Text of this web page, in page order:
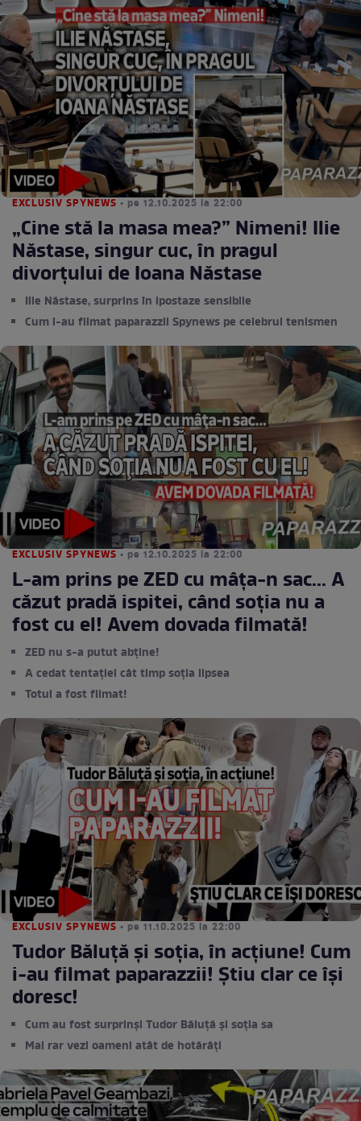
EXCLUSIV SPYNEWS • pe 12.10.2025 la 22:00
„Cine stă la masa mea?” Nimeni! Ilie
Năstase, singur cuc, în pragul
divorțului de Ioana Năstase
Ilie Năstase, surprins în ipostaze sensibile
Cum l-au filmat paparazzii Spynews pe celebrul tenismen
EXCLUSIV SPYNEWS • pe 12.10.2025 la 22:00
L-am prins pe ZED cu mâţa-n sac... A
căzut pradă ispitei, când soţia nu a
fost cu el! Avem dovada filmată!
ZED nu s-a putut abține!
A cedat tentației cât timp soția lipsea
Totul a fost filmat!
EXCLUSIV SPYNEWS • pe 11.10.2025 la 22:00
Tudor Băluţă şi soţia, în acţiune! Cum
i-au filmat paparazzii! Ştiu clar ce îşi
doresc!
Cum au fost surprinși Tudor Băluţă și soția sa
Mai rar vezi oameni atât de hotărâți